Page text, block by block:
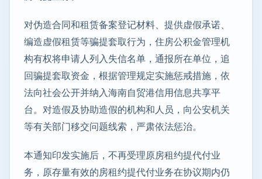
对伪造合同和租赁备案登记材料、提供虚假承诺、
编造虚假租赁等骗提套取行为，住房公积金管理机
构有权将申请人列入失信名单，通报所在单位，追
回骗提套取资金，根据管理规定实施惩戒措施，依
法向社会公开并纳入海南自贸港信用信息共享平
台。对造假及协助造假的机构和人员，向公安机关
等有关部门移交问题线索，严肃依法惩治。
本通知印发实施后，不再受理原房租约提代付业
务，原存量有效的房租约提代付业务在协议期内仍